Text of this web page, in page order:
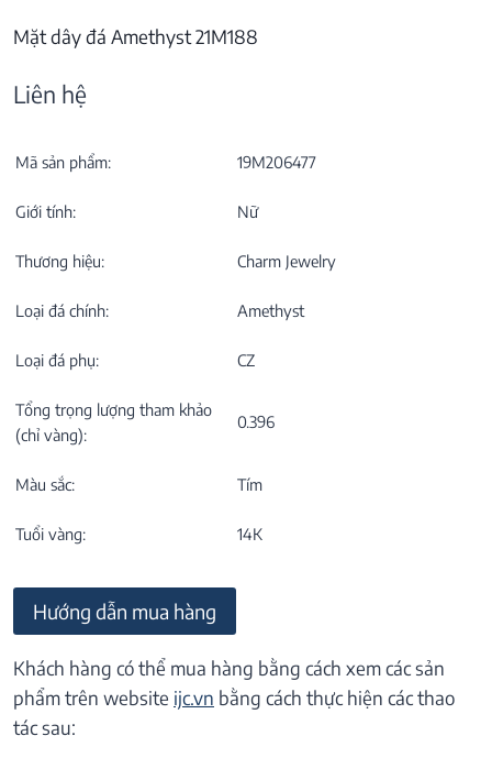
Mặt dây đá Amethyst 21M188
Liên hệ
Mã sản phẩm: 19M206477
Giới tính: Nữ
Thương hiệu: Charm Jewelry
Loại đá chính: Amethyst
Loại đá phụ: CZ
Tổng trọng lượng tham khảo
(chỉ vàng):
0.396
Màu sắc: Tím
Tuổi vàng: 14K
Hướng dẫn mua hàng
Khách hàng có thể mua hàng bằng cách xem các sản
phẩm trên website ijc.vn bằng cách thực hiện các thao
tác sau: